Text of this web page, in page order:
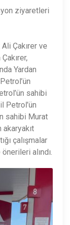
ziyaretleri
Çakırer ve
Yardan
sahibi
Petrol’ün
sahibi Murat
akaryakıt
çalışmalar
alındı.